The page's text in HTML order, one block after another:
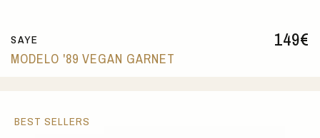
149€
SAYE
MODELO '89 VEGAN GARNET
BEST SELLERS